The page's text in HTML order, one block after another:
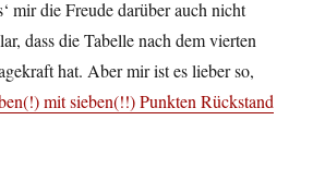
mir die Freude darüber auch nicht
dass die Tabelle nach dem vierten
hat. Aber mir ist es lieber so,
mit sieben(!!) Punkten Rückstand